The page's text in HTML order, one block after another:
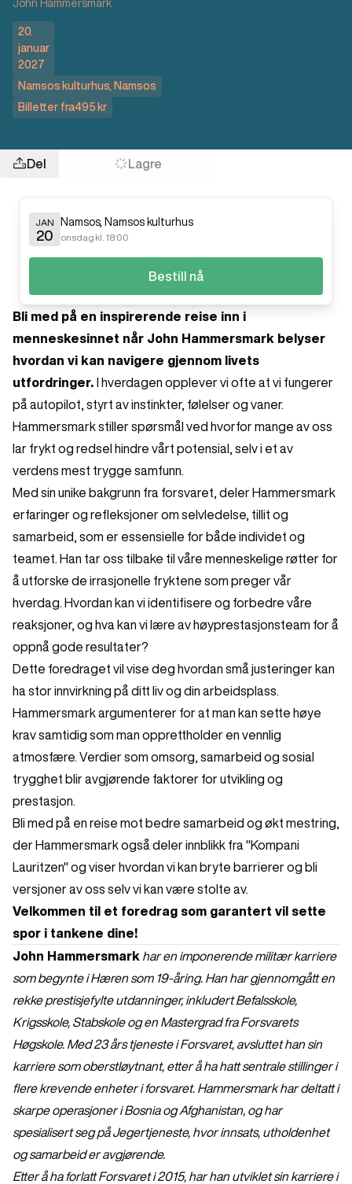
John Hammersmark
20.
januar
2027
Namsos kulturhus, Namsos
Billetter fra495 kr
Del Lagre
JAN
20
Namsos, Namsos kulturhus
onsdag kl. 18:00
Bestill nå
Bli med på en inspirerende reise inn i
menneskesinnet når John Hammersmark belyser
hvordan vi kan navigere gjennom livets
utfordringer.
I hverdagen opplever vi ofte at vi fungerer
på autopilot, styrt av instinkter, følelser og vaner.
Hammersmark stiller spørsmål ved hvorfor mange av oss
lar frykt og redsel hindre vårt potensial, selv i et av
verdens mest trygge samfunn.
Med sin unike bakgrunn fra forsvaret, deler Hammersmark
erfaringer og refleksjoner om selvledelse, tillit og
samarbeid, som er essensielle for både individet og
teamet. Han tar oss tilbake til våre menneskelige røtter for
å utforske de irrasjonelle fryktene som preger vår
hverdag. Hvordan kan vi identifisere og forbedre våre
reaksjoner, og hva kan vi lære av høyprestasjonsteam for å
oppnå gode resultater?
Dette foredraget vil vise deg hvordan små justeringer kan
ha stor innvirkning på ditt liv og din arbeidsplass.
Hammersmark argumenterer for at man kan sette høye
krav samtidig som man opprettholder en vennlig
atmosfære. Verdier som omsorg, samarbeid og sosial
trygghet blir avgjørende faktorer for utvikling og
prestasjon.
Bli med på en reise mot bedre samarbeid og økt mestring,
der Hammersmark også deler innblikk fra "Kompani
Lauritzen" og viser hvordan vi kan bryte barrierer og bli
versjoner av oss selv vi kan være stolte av.
Velkommen til et foredrag som garantert vil sette
spor i tankene dine!
John Hammersmark har en imponerende militær karriere
som begynte i Hæren som 19-åring. Han har gjennomgått en
rekke prestisjefylte utdanninger, inkludert Befalsskole,
Krigsskole, Stabskole og en Mastergrad fra Forsvarets
Høgskole. Med 23 års tjeneste i Forsvaret, avsluttet han sin
karriere som oberstløytnant, etter å ha hatt sentrale stillinger i
flere krevende enheter i forsvaret. Hammersmark har deltatt i
skarpe operasjoner i Bosnia og Afghanistan, og har
spesialisert seg på Jegertjeneste, hvor innsats, utholdenhet
og samarbeid er avgjørende.
Etter å ha forlatt Forsvaret i 2015, har han utviklet sin karriere i